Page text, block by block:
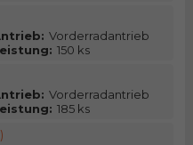
Vorderradantrieb
150 ks
Vorderradantrieb
185 ks